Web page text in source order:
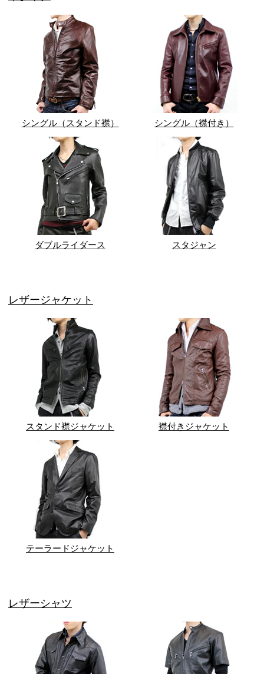
シングル（スタンド襟） シングル（襟付き）
ダブルライダース スタジャン
レザージャケット
スタンド襟ジャケット 襟付きジャケット
テーラードジャケット
レザーシャツ